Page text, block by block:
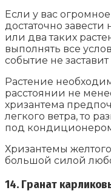
Если у вас
достаточно
или два таких
выполнять все
событие не
Растение
расстоянии не
хризантема
легкого ветра, то
под
Хризантемы
большой силой
14. Гранат